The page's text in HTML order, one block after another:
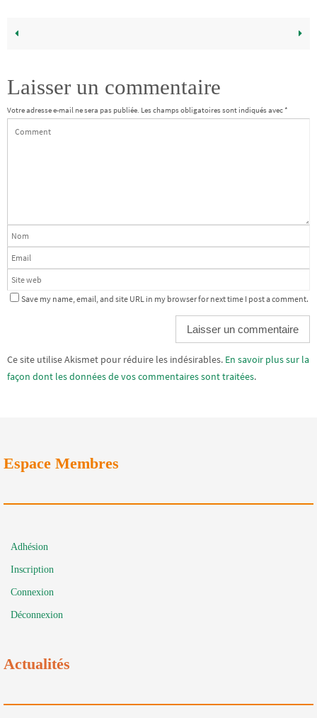
Laisser un commentaire
Votre adresse e-mail ne sera pas publiée. Les champs obligatoires sont indiqués avec*
Save my name, email, and site URL in my browser for next time I post a comment.
Alternative:
Ce site utilise Akismet pour réduire les indésirables. En savoir plus sur la
façon dont les données de vos commentaires sont traitées.
Espace Membres
Adhésion
Inscription
Connexion
Déconnexion
Actualités